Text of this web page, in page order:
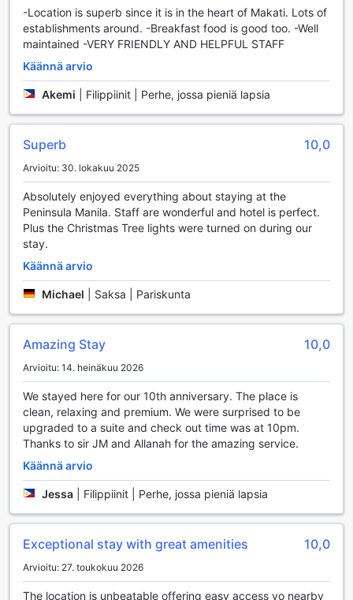
ympärillä on viehättävä allasbaari, josta voit tilata raikkaita
juomia ja herkullisia välipaloja. Tämä rauhallinen ympäristö
kutsuu nauttimaan sekä liikunnasta että rentoutumisesta, ja
kanssa. The Peninsula Manila on todellinen keidas urheilun
ja hyvinvoinnin ystäville!
Mukavuudet The Peninsula Manilassa
The Peninsula Manila tarjoaa vierailleen ensiluokkaisia
mukavuuksia, jotka tekevät oleskelusta unohtumatonta ja
vaivatonta. Hotellin 24 tunnin huonepalvelu takaa, että voit
nauttia herkullisista aterioista milloin tahansa, olipa
kyseessä aamiainen, lounas tai illallinen. Lisäksi hotellin
pyykinpesupalvelut, mukaan lukien kuivapesu ja vaivaton
pikapyykki, pitävät huolen siitä, että vaatteesi pysyvät aina
siisteinä ja raikkaina. Huoneissa on myös tallelokerot, jotka
päivittäinen siivouspalvelu, joka pitää huoneesi siistinä ja
Hotelli tarjoaa myös erinomaisia palveluja, kuten concierge-
palvelun, joka auttaa sinua suunnittelemaan vierailusi ja
löytämään parhaat aktiviteetit Manilassa. Ilmainen Wi-Fi on
saatavilla kaikissa huoneissa sekä julkisissa tiloissa, joten
voit pysyä yhteydessä ystäviisi ja perheeseesi tai hoitaa
työasioita vaivattomasti. Lisäksi hotellissa on erillinen
tupakointialue sekä pääsy executive loungeen, jossa voit
rentoutua rauhallisessa ympäristössä. Hotellin nopea
sisään- ja uloskirjautuminen sekä matkatavaroiden säilytys
tarjoavat lisämukavuutta, jotta voit keskittyä nauttimaan
lomastasi.
Kuljetuspalvelut The Peninsula Manilassa
The Peninsula Manila tarjoaa erinomaiset kuljetuspalvelut,
joka vie sinut suoraan saapumispaikkaasi ja takaisin, mikä
-Location is superb since it is in the heart of Makati. Lots of
establishments around. -Breakfast food is good too. -Well
maintained -VERY FRIENDLY AND HELPFUL STAFF
Käännä arvio
Akemi Filippiinit | Perhe, jossa pieniä lapsia
Superb 10,0
Arvioitu: 30. lokakuu 2025
Absolutely enjoyed everything about staying at the
Peninsula Manila. Staff are wonderful and hotel is perfect.
Plus the Christmas Tree lights were turned on during our
stay.
Käännä arvio
Michael Saksa | Pariskunta
Amazing Stay 10,0
Arvioitu: 14. heinäkuu 2026
We stayed here for our 10th anniversary. The place is
clean, relaxing and premium. We were surprised to be
upgraded to a suite and check out time was at 10pm.
Thanks to sir JM and Allanah for the amazing service.
Käännä arvio
Jessa Filippiinit | Perhe, jossa pieniä lapsia
Exceptional stay with great amenities 10,0
Arvioitu: 27. toukokuu 2026
The location is unbeatable offering easy access yo nearby